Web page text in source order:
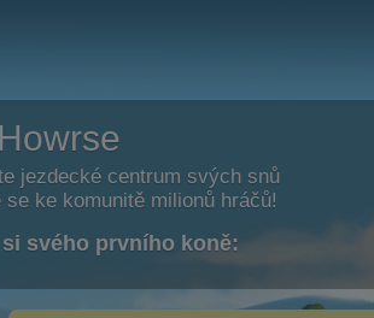
jezdecké centrum svých snů
se ke komunitě milionů hráčů!
svého prvního koně: